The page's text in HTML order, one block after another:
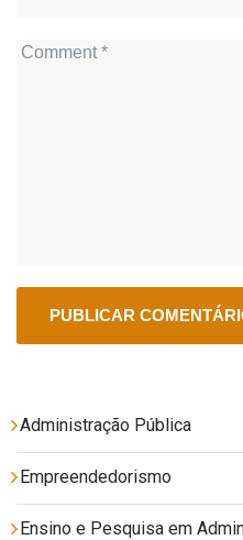
Administração Pública
Empreendedorismo
Ensino e Pesquisa em